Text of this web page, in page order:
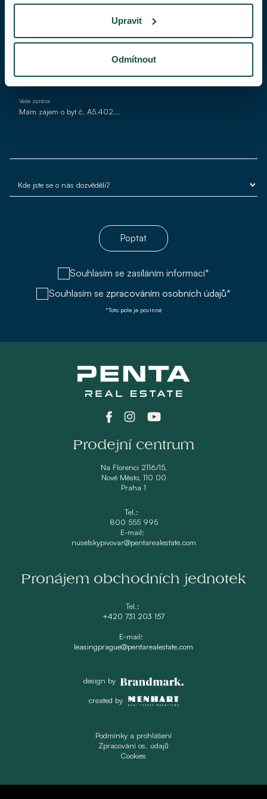
Upravit
Odmítnout
Vaše zpráva
Poptat
Souhlasím se zasíláním informací*
Souhlasím se zpracováním osobních údajů*
*Toto pole je povinné
Prodejní centrum
Na Florenci 2116/15,
Nové Město, 110 00
Praha 1
Tel.:
800 555 995
E-mail:
nuselskypivovar@pentarealestate.com
Pronájem obchodních jednotek
Tel.:
+420 731 203 157
E-mail:
leasingprague@pentarealestate.com
design by
created by
Podmínky a prohlášení
Zpracování os. údajů
Cookies